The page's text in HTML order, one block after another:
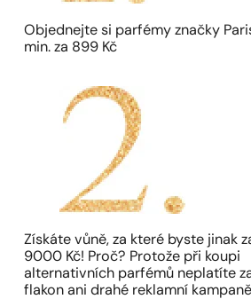
Objednejte si parfémy značky
min. za 899 Kč
Získáte vůně, za které byste jinak
9000 Kč! Proč? Protože při koupi
alternativních parfémů neplatíte
flakon ani drahé reklamní